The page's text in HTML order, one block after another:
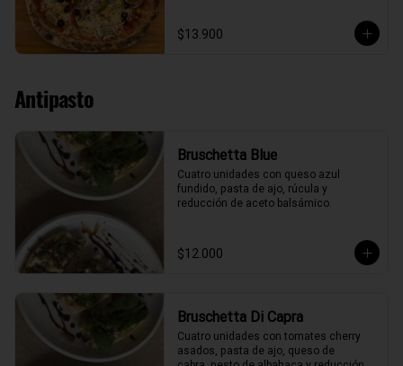
$13.900
Antipasto
Bruschetta Blue
Cuatro unidades con queso azul
fundido, pasta de ajo, rúcula y
reducción de aceto balsámico.
$12.000
Bruschetta Di Capra
Cuatro unidades con tomates cherry
asados, pasta de ajo, queso de